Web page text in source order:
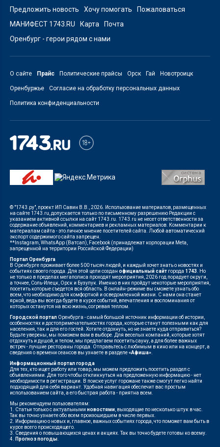
Предложить новость
Хочу помогать
Пожаловаться
МАНИФЕСТ 1743.RU
Карта
Почта
Оренбург - герои рядом с нами
О сайте Прайс Политические прайсы Орск Гай Новотроицк
Оренбуржье Согласие на обработку персональных данных
Политика конфиденциальности
© "1743.ру", проект ИП Савин В.В., 2026. Использование материалов, размещенных
на сайте 1743.ru, допускается только по письменному разрешению Редакции с
указанием активной ссылки на сайт 1743.ru. 1743.ru не несет ответственности за
содержание объявлений, комментариев и рекламных материалов. Комментарии к
материалам сайта - это личное мнение посетителей сайта. Любой автоматический
экспорт содержимого сайта запрещен.
**Instagram, WhatsApp (Ватсап), Facebook (принадлежат корпорации Meta,
запрещенной на территории Российской Федерации)
Портал Оренбурга
В Оренбурге проживает более 500 тысяч людей, и каждый хочет знать о новостях и
событиях своего города. Для этой цели создан официальный сайт города 1743 . Но
не только в пределах мегаполиса проходят мероприятия, 2026 год порадует округи,
а точнее, Соль-Илецк, Орск и Бузулук. Именно в них пройдут некоторые мероприятия,
посетить которые съедется вся область. В онлайн-режиме вы сможете узнать обо
всем, что необходимо для комфортной и осведомленной жизни. С нами она станет
яркой, ведь вы всегда будете в курсе событий, впечатления и воспоминания от
которых останутся на всю жизнь, согревая теплом.
Городской портал Оренбурга - самый большой источник информации об истории,
особенностях и достопримечательностях города, которые станут полезными как для
населения, так и для его гостей. Хотите отдохнуть, но не знаете куда отправиться?
Будьте уверены, мы поможем вам в выборе. Для веселых компаний, которые хотят
отдохнуть и душой, и телом, мы предлагаем посетить сауну, а для более важных
встреч - лучшие рестораны города. Отправьтесь с любимым в кино или на концерт, а
сведения о времени сеансов вы узнаете в разделе«Афиша»
Информационный портал города
Для тех, кто ищет работу или товар, мы можем предложить посетить раздел с
объявлениями. Для того чтобы откликнуться на предложенную информацию - нет
необходимости в регистрации. В поиске услуг горожане также смогут легко найти
подходящий для себя вариант. Удобная навигация обеспечит вас простым
использованием сайта, а его быстрая работа - приятна всем.
Мы рекомендуем пользователям:
1. Статьи только с актуальными новостями , выходящие по несколько штук в час.
Так вы точно узнаете обо всем произошедшем в числе первых.
2. Информацию о новых и, главное, важных событиях города, что поможет вам быть в
курсе всего происходящего.
3. Сведения о повышающихся ценах и акциях. Так вы точно будете готовы ко всему.
4.
Прогноз погоды